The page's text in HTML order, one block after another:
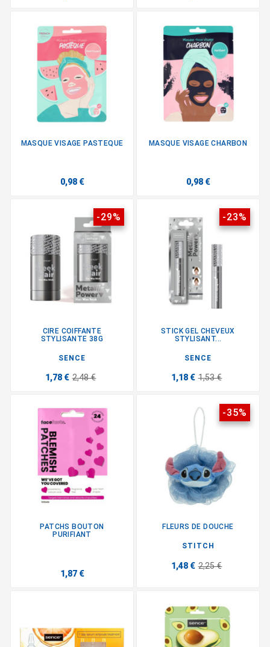
MASQUE VISAGE PASTEQUE
0,98 €
MASQUE VISAGE CHARBON
0,98 €
-29%
CIRE COIFFANTE
STYLISANTE 38G
SENCE
1,78 € 2,48 €
-23%
STICK GEL CHEVEUX
STYLISANT...
SENCE
1,18 € 1,53 €
PATCHS BOUTON
PURIFIANT
1,87 €
-35%
FLEURS DE DOUCHE
STITCH
1,48 € 2,25 €